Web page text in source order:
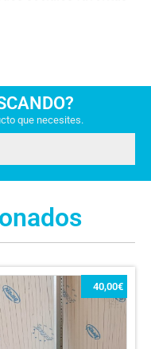
que necesites.
40,00€